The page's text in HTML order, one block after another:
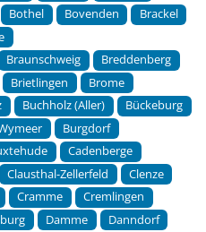
Bothel Bovenden
Brackel
Braunschweig
Breddenberg
Brietlingen
Brome
Buchholz (Aller)
Bückeburg
Burgdorf
Cadenberge
Clausthal-Zellerfeld
Clenze
Cramme
Cremlingen
Damme
Danndorf